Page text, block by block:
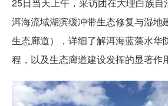
洱海流域湖滨缓冲带生态修复与湿地
生态廊道），详细了解洱海蓝藻水华
程，以及生态廊道建设发挥的显著作